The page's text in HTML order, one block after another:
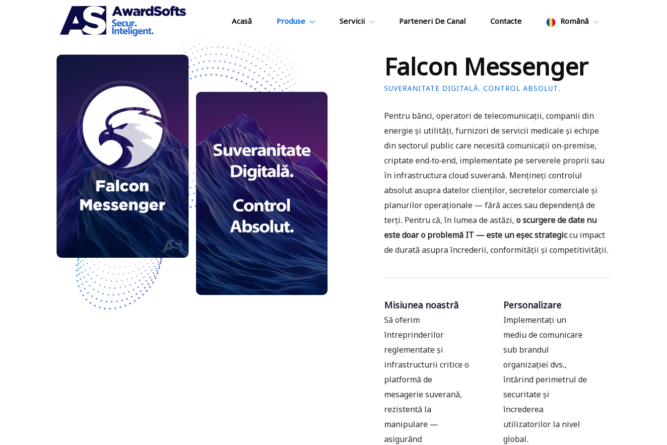
Acasă Produse Servicii Parteneri De Canal Contacte Română
Falcon Messenger
SUVERANITATE DIGITALĂ. CONTROL ABSOLUT.
Pentru bănci, operatori de telecomunicații, companii din
energie și utilități, furnizori de servicii medicale și echipe
din sectorul public care necesită comunicații on-premise,
criptate end-to-end, implementate pe serverele proprii sau
în infrastructura cloud suverană. Mențineți controlul
absolut asupra datelor clienților, secretelor comerciale și
planurilor operaționale — fără acces sau dependență de
terți. Pentru că, în lumea de astăzi,o scurgere de date nu
este doar o problemă IT — este un eșec strategiccu impact
de durată asupra încrederii, conformității și competitivității.
Misiunea noastră
Să oferim
întreprinderilor
reglementate și
infrastructurii critice o
platformă de
mesagerie suverană,
rezistentă la
manipulare —
asigurând
Personalizare
Implementați un
mediu de comunicare
sub brandul
organizației dvs.,
întărind perimetrul de
securitate și
încrederea
utilizatorilor la nivel
global.